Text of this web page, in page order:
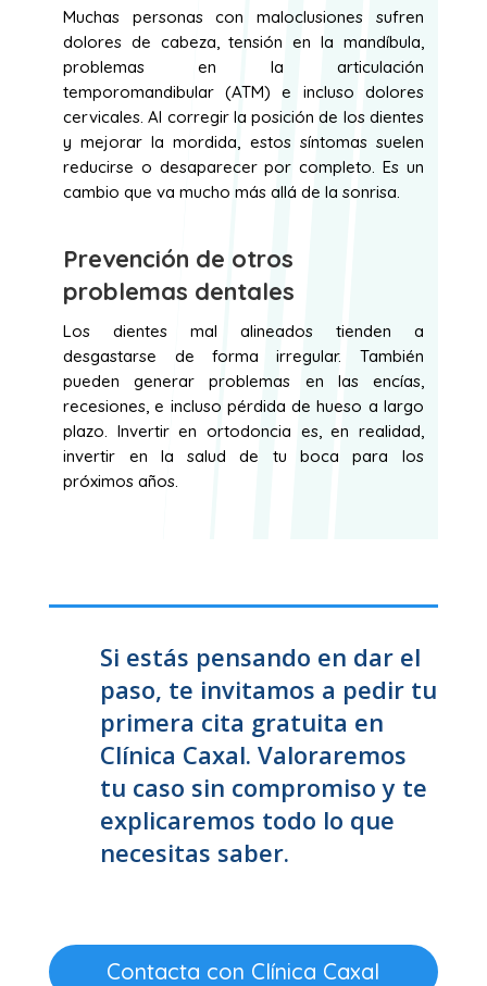
Muchas personas con maloclusiones sufren
dolores de cabeza, tensión en la mandíbula,
problemas en la articulación
temporomandibular (ATM) e incluso dolores
cervicales. Al corregir la posición de los dientes
y mejorar la mordida, estos síntomas suelen
reducirse o desaparecer por completo. Es un
cambio que va mucho más allá de la sonrisa.
Prevención de otros
problemas dentales
Los dientes mal alineados tienden a
desgastarse de forma irregular. También
pueden generar problemas en las encías,
recesiones, e incluso pérdida de hueso a largo
plazo. Invertir en ortodoncia es, en realidad,
invertir en la salud de tu boca para los
próximos años.
Si estás pensando en dar el
paso, te invitamos a pedir tu
primera cita gratuita en
Clínica Caxal. Valoraremos
tu caso sin compromiso y te
explicaremos todo lo que
necesitas saber.
Contacta con Clínica Caxal